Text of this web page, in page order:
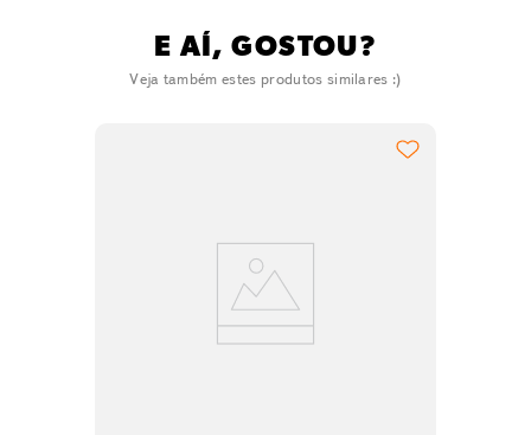
E AÍ, GOSTOU?
Veja também estes produtos similares :)